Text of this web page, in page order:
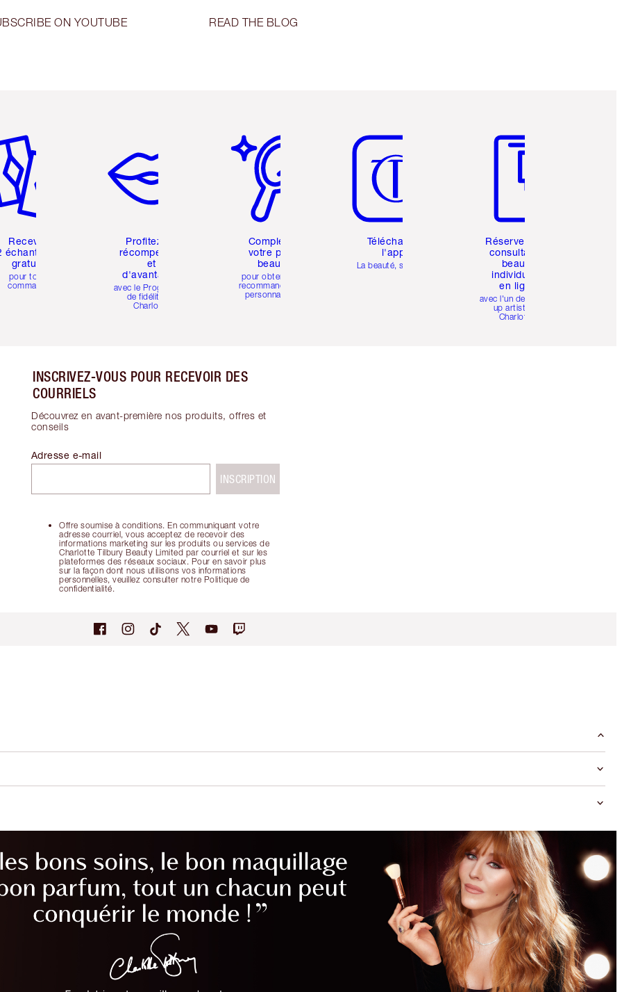
ON YOUTUBE READ THE BLOG
Recevez
échantillons
gratuits
pour toute
commande
Profitez de
récompenses
et
d'avantages
avec le Programme
de fidélité de
Charlotte
Complétez
votre profil
beauté
pour obtenir des
recommandations
personnalisées
Téléchargez
l'appli
La beauté, simplifiée
Réservez une
consultation
beauté
individuelle
en ligne
avec l'un des make-
up artists de
Charlotte.
INSCRIVEZ-VOUS POUR RECEVOIR DES
COURRIELS
Découvrez en avant-première nos produits, offres et
conseils
Offre soumise à conditions. En communiquant votre
adresse courriel, vous acceptez de recevoir des
informations marketing sur les produits ou services de
Charlotte Tilbury Beauty Limited par courriel et sur les
plateformes des réseaux sociaux. Pour en savoir plus
sur la façon dont nous utilisons vos informations
personnelles, veuillez consulter notre Politique de
confidentialité.
Adresse e-mail
INSCRIPTION